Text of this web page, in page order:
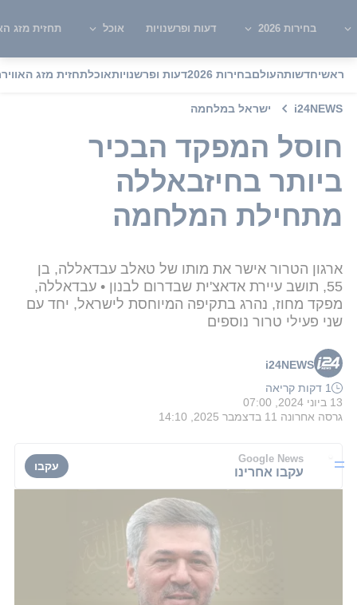
בחירות 2026 דעות ופרשנויות אוכל תחזית מזג
ראשיחדשותהעולםבחירות 2026 דעות ופרשנויותאוכלתחזית מזג האוויר
i24NEWS ישראל במלחמה
חוסל המפקד הבכיר
ביותר בחיזבאללה
מתחילת המלחמה
ארגון הטרור אישר את מותו של טאלב עבדאללה, בן
55, תושב עיירת אדאצ'ית שבדרום לבנון • עבדאללה,
מפקד מחוז, נהרג בתקיפה המיוחסת לישראל, יחד עם
שני פעילי טרור נוספים
i24NEWS
1 דקות קריאה
13 ביוני 2024, 07:00
גרסה אחרונה 11 בדצמבר 2025, 14:10
Google News
עקבו אחרינו עקבו